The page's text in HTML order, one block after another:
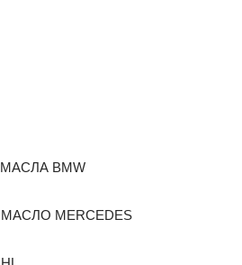
BMW
MERCEDES